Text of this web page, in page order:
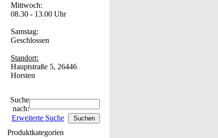
Mittwoch:
08.30 - 13.00 Uhr
Samstag:
Geschlossen
Standort:
Hauptstraße 5, 26446
Horsten
Suche
nach:
Erweiterte Suche
Produktkategorien